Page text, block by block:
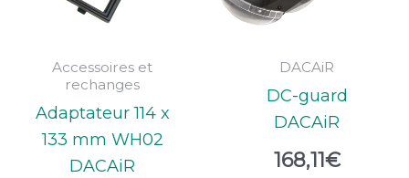
Accessoires et
rechanges
Adaptateur 114 x
133 mm WH02
DACAiR
DACAiR
DC-guard
DACAiR
168,11€